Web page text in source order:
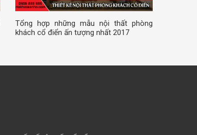
Tổng hợp những mẫu nội thất phòng
khách cổ điển ấn tượng nhất 2017